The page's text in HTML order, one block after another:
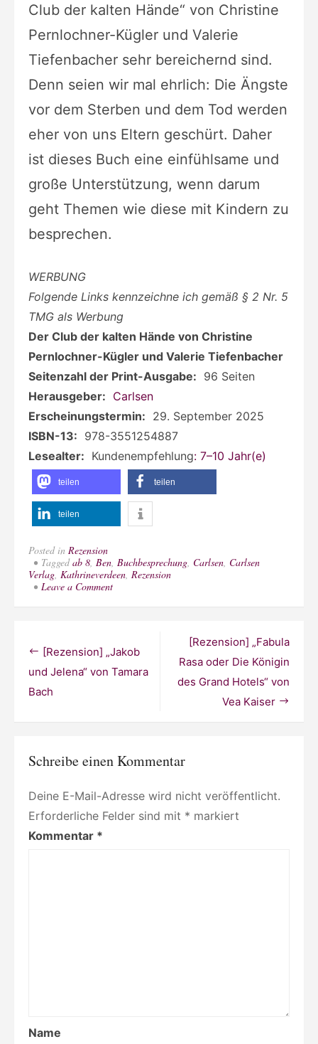
Club der kalten Hände“ von Christine
Pernlochner-Kügler und Valerie
Tiefenbacher sehr bereichernd sind.
Denn seien wir mal ehrlich: Die Ängste
vor dem Sterben und dem Tod werden
eher von uns Eltern geschürt. Daher
ist dieses Buch eine einfühlsame und
große Unterstützung, wenn darum
geht Themen wie diese mit Kindern zu
besprechen.
WERBUNG
Folgende Links kennzeichne ich gemäß § 2 Nr. 5
TMG als Werbung
Der Club der kalten Hände von Christine
Pernlochner-Kügler und Valerie Tiefenbacher
Seitenzahl der Print-Ausgabe: 96 Seiten
Herausgeber: Carlsen
Erscheinungstermin: 29. September 2025
ISBN-13: 978-3551254887
Lesealter: Kundenempfehlung: 7–10 Jahr(e)
teilen teilen
teilen
Posted in Rezension
Taggedab 8, Ben, Buchbesprechung, Carlsen, Carlsen
Verlag, Kathrineverdeen, Rezension
Leave a Commenton
kalten
Hände“
von
Beitragsnavigation
[Rezension] „Fabula
Rasa oder Die Königin
des Grand Hotels“ von
Vea Kaiser
[Rezension] „Jakob
und Jelena“ von Tamara
Bach
Schreibe einen Kommentar
Deine E-Mail-Adresse wird nicht veröffentlicht.
Erforderliche Felder sind mit * markiert
Kommentar *
Name